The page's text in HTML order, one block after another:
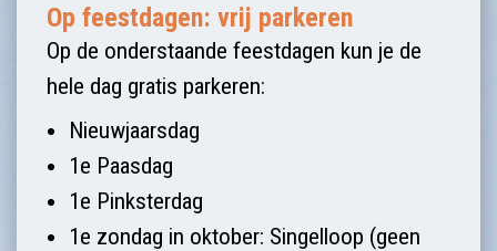
Op feestdagen: vrij parkeren
Op de onderstaande feestdagen kun je de
hele dag gratis parkeren:
Nieuwjaarsdag
1e Paasdag
1e Pinksterdag
1e zondag in oktober: Singelloop (geen